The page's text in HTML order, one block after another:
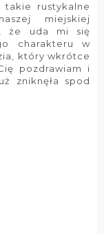
takie rustykalne
miejskiej
że uda mi się
charakteru w
który wkrótce
pozdrawiam i
zniknęła spod